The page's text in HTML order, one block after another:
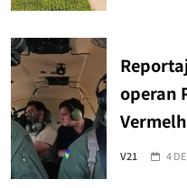
operan
V21 4